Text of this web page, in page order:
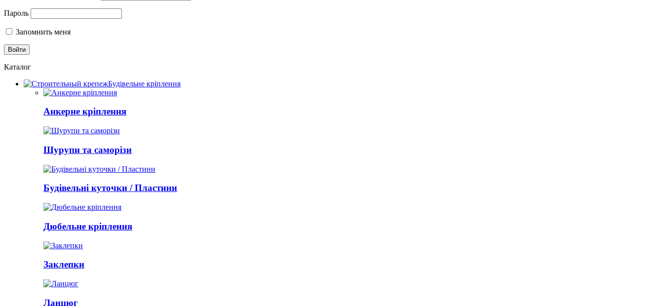
Пароль
Запомнить меня
Каталог
Будівельне кріплення
Анкерне кріплення
Шурупи та саморізи
Будівельні куточки / Пластини
Дюбельне кріплення
Заклепки
Ланцюг